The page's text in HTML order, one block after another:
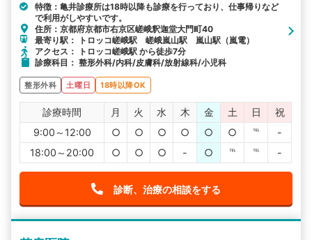
特徴：亀井診療所は18時以降も診療を行っており、仕事帰りなど
で利用がしやすいです。
住所：京都府京都市右京区嵯峨釈迦堂大門町40
最寄り駅： トロッコ嵯峨駅 嵯峨嵐山駅 嵐山駅（嵐電）
アクセス： トロッコ嵯峨駅 から徒歩7分
診療科目： 整形外科/内科/皮膚科/放射線科/小児科
整形外科 土曜日 18時以降OK
診療時間 月 火 水 木 金 土 日
祝
9:00～12:00
○ ○ ○ ○ ○ ○ ℡
-
18:00～20:00
○ ○ ○ - ○ ℡ ℡ -
診断、治療の相談をする